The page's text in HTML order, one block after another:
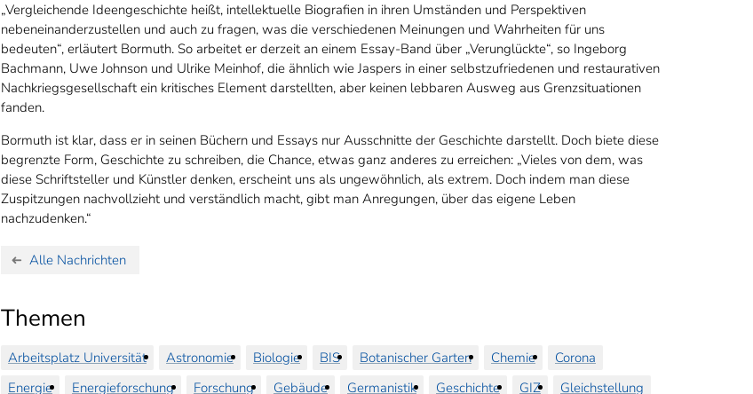
„Vergleichende Ideengeschichte heißt, intellektuelle Biografien in ihren Umständen und Perspektiven
nebeneinanderzustellen und auch zu fragen, was die verschiedenen Meinungen und Wahrheiten für uns
bedeuten“, erläutert Bormuth. So arbeitet er derzeit an einem Essay-Band über „Verunglückte“, so Ingeborg
Bachmann, Uwe Johnson und Ulrike Meinhof, die ähnlich wie Jaspers in einer selbstzufriedenen und restaurativen
Nachkriegsgesellschaft ein kritisches Element darstellten, aber keinen lebbaren Ausweg aus Grenzsituationen
fanden.
Bormuth ist klar, dass er in seinen Büchern und Essays nur Ausschnitte der Geschichte darstellt. Doch biete diese
begrenzte Form, Geschichte zu schreiben, die Chance, etwas ganz anderes zu erreichen: „Vieles von dem, was
diese Schriftsteller und Künstler denken, erscheint uns als ungewöhnlich, als extrem. Doch indem man diese
Zuspitzungen nachvollzieht und verständlich macht, gibt man Anregungen, über das eigene Leben
nachzudenken.“
Alle Nachrichten
Themen
Arbeitsplatz Universität Astronomie Biologie BIS Botanischer Garten Chemie
Corona
Energie
Energieforschung Forschung Gebäude Germanistik Geschichte GIZ
Gleichstellung